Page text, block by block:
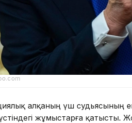
алқаның үш судьясының
жұмыстарға қатысты.